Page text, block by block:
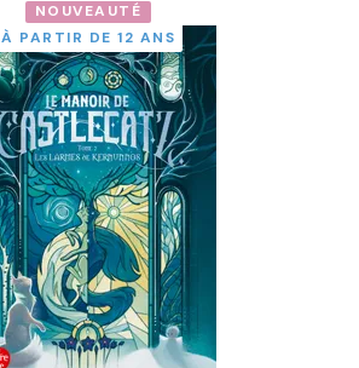
NOUVEAUTÉ
À PARTIR DE 12 ANS